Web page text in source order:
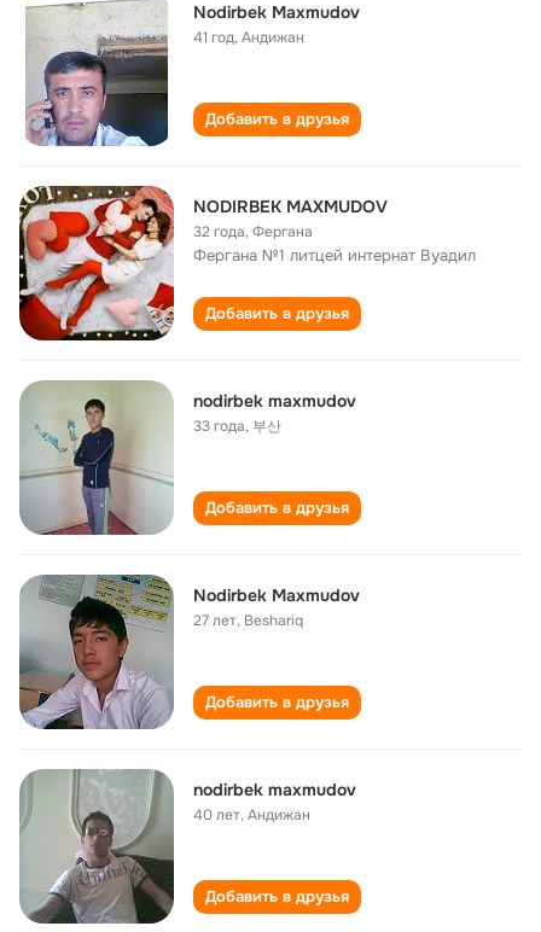
Nodirbek Maxmudov
41 год,Андижан
Добавить в друзья
NODIRBEK MAXMUDOV
32 года,Фергана
Фергана №1 литцей интернат Вуадил
Добавить в друзья
nodirbek maxmudov
33 года, 부산
Добавить в друзья
Nodirbek Maxmudov
27 лет, Beshariq
Добавить в друзья
nodirbek maxmudov
40 лет,Андижан
Добавить в друзья